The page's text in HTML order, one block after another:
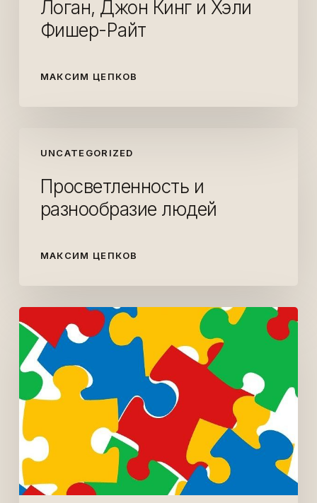
Логан,
Джон
Логан, Джон Кинг и Хэли
Фишер-Райт
МАКСИМ ЦЕПКОВ
UNCATEGORIZED
разнообразие
людейПросветленность и
разнообразие людей
МАКСИМ ЦЕПКОВ
Спиральная
динамика
—
средство
сборки
собственного
клипового
мышления
в
целостную